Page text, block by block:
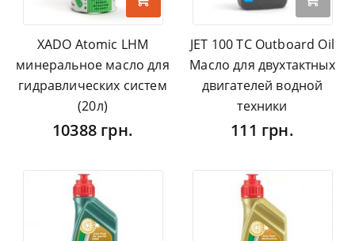
XADO Atomic LHM
минеральное масло для
гидравлических систем
(20л)
10388 грн.
JET 100 TC Outboard Oil
Масло для двухтактных
двигателей водной
техники
111 грн.